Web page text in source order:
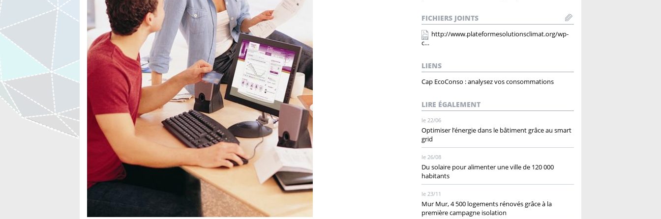
FICHIERS JOINTS
http://www.plateformesolutionsclimat.org/wp-
c…
LIENS
Cap EcoConso : analysez vos consommations
LIRE ÉGALEMENT
le 22/06
Optimiser l’énergie dans le bâtiment grâce au smart
grid
le 26/08
Du solaire pour alimenter une ville de 120 000
habitants
le 23/11
Mur Mur, 4 500 logements rénovés grâce à la
première campagne isolation